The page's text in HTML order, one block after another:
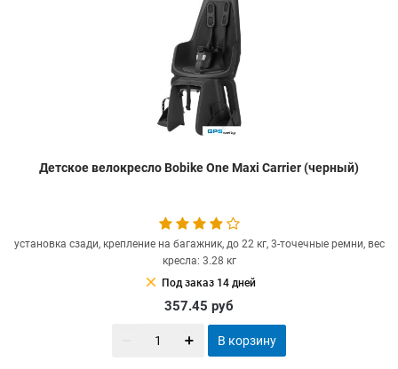
Детское велокресло Bobike One Maxi Carrier (черный)
установка сзади, крепление на багажник, до 22 кг, 3-точечные ремни, вес
кресла: 3.28 кг
clear Под заказ 14 дней
357.45 руб
В корзину